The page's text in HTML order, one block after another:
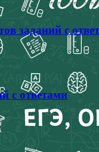
заданий с
с ответами